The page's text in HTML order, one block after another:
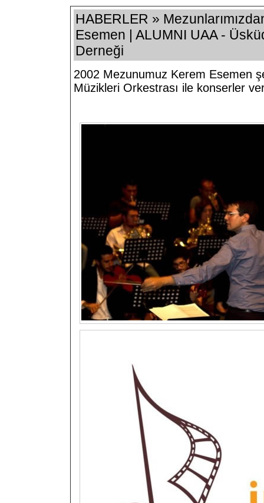
HABERLER »
Esemen | ALUMNI UAA -
Derneği
2002 Mezunumuz Kerem Esemen
Müzikleri Orkestrası ile konserler